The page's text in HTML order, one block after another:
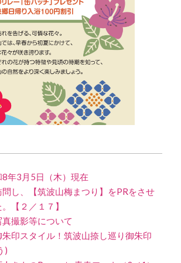
8年3月5日（木）現在
し、【筑波山梅まつり】をPRをさせ
【２／１７】
撮影等について
印スタイル！筑波山捺し巡り御朱印
)